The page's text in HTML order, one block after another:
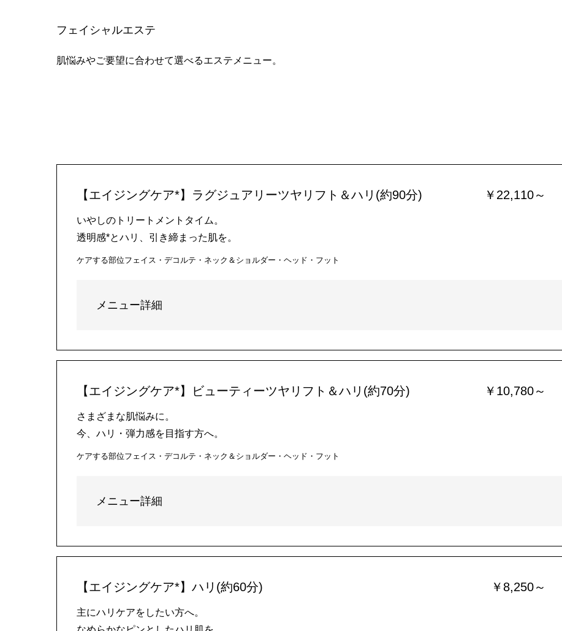
フェイシャルエステ
肌悩みやご要望に合わせて選べるエステメニュー。
【エイジングケア*】ラグジュアリーツヤリフト＆ハリ(約90分) ￥22,110～
いやしのトリートメントタイム。
透明感*とハリ、引き締まった肌を。
ケアする部位フェイス・デコルテ・ネック＆ショルダー・ヘッド・フット
メニュー詳細
【エイジングケア*】ビューティーツヤリフト＆ハリ(約70分) ￥10,780～
さまざまな肌悩みに。
今、ハリ・弾力感を目指す方へ。
ケアする部位フェイス・デコルテ・ネック＆ショルダー・ヘッド・フット
メニュー詳細
【エイジングケア*】ハリ(約60分) ￥8,250～
主にハリケアをしたい方へ。